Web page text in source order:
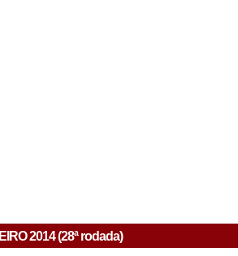
2014 (28ª rodada)